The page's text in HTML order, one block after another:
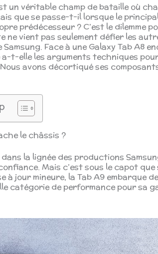
un véritable champ de bataille où
que se passe-t-il lorsque le
prédécesseur ? C’est le dilemme
ne vient pas seulement défier les
Face à une Galaxy Tab A8
a-t-elle les arguments techniques
avons décortiqué ses
le châssis ?
la lignée des productions
Mais c’est sous le capot que
à jour mineure, la Tab A9 embarque
catégorie de performance pour sa